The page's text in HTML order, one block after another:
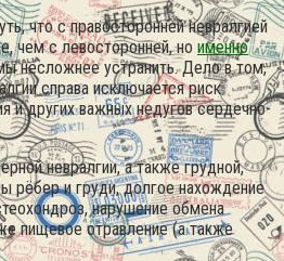
что с правосторонней невралгией
чем с левосторонней, но именно
несложнее устранить.Дело в том,
справа исключается риск
и других важных недугов сердечно-
невралгии, а также грудной,
рёбер и груди, долгое нахождение
нарушение обмена
пищевое отравление (а также